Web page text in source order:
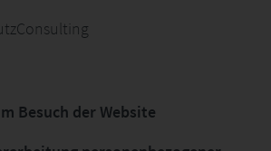
Besuch der Website